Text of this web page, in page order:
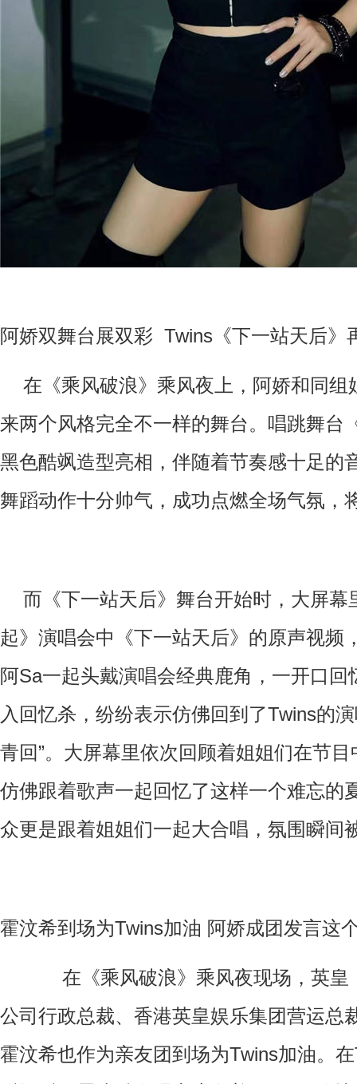
阿娇双舞台展双彩 Twins《下一站天后》
在《乘风破浪》乘风夜上，阿娇和同组
来两个风格完全不一样的舞台。唱跳舞台
黑色酷飒造型亮相，伴随着节奏感十足的
舞蹈动作十分帅气，成功点燃全场气氛，
而《下一站天后》舞台开始时，大屏幕
起》演唱会中《下一站天后》的原声视频
阿Sa一起头戴演唱会经典鹿角，一开口
入回忆杀，纷纷表示仿佛回到了Twins的
青回”。大屏幕里依次回顾着姐姐们在节
仿佛跟着歌声一起回忆了这样一个难忘的
众更是跟着姐姐们一起大合唱，氛围瞬间
霍汶希到场为Twins加油 阿娇成团发言这
在《乘风破浪》乘风夜现场，英
公司行政总裁、香港英皇娱乐集团营运总
霍汶希也作为亲友团到场为Twins加油。